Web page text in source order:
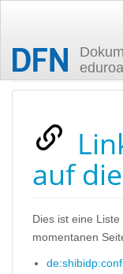
Zuletzt angesehen
auf
Dies ist eine
momentanen